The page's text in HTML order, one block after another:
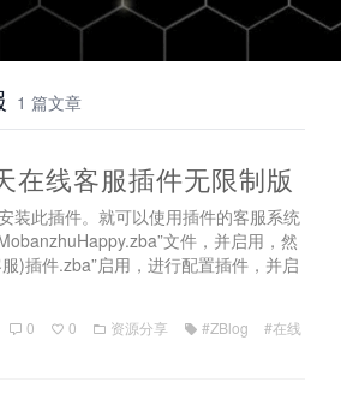
1 篇文章
在线客服插件无限制版
装此插件。就可以使用插件的客服系统
文件，并启用，然
)插件.zba”启用，进行配置插件，并启
0 0 资源分享 #ZBlog
#在线